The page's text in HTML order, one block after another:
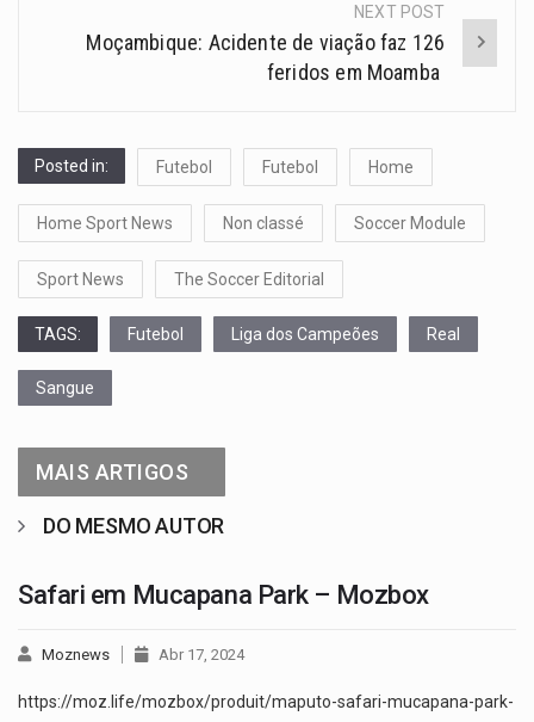
NEXT POST
Moçambique: Acidente de viação faz 126
feridos em Moamba
Posted in: Futebol Futebol Home
Home Sport News Non classé Soccer Module
Sport News The Soccer Editorial
TAGS: Futebol Liga dos Campeões Real
Sangue
MAIS ARTIGOS
DO MESMO AUTOR
Safari em Mucapana Park – Mozbox
Moznews Abr 17, 2024
https://moz.life/mozbox/produit/maputo-safari-mucapana-park-